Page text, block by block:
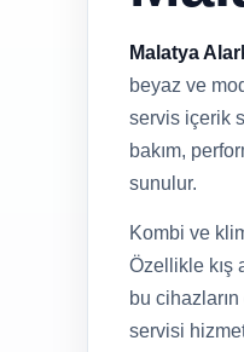
Malatya
beyaz ve
servis içerik
bakım,
sunulur.
Kombi ve
Özellikle kış
bu
servisi